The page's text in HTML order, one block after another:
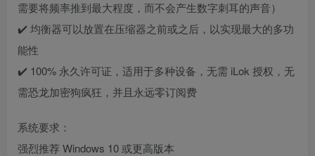
需要将频率推到最大程度，而不会产生数字刺耳的声音）
✔️ 均衡器可以放置在压缩器之前或之后，以实现最大的多功
能性
✔️ 100% 永久许可证，适用于多种设备，无需 iLok 授权，无
需恐龙加密狗疯狂，并且永远零订阅费
系统要求：
强烈推荐 Windows 10 或更高版本